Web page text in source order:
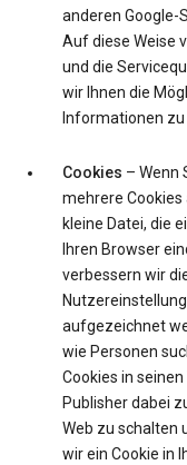
anderen Google-
Auf diese Weise
und die
wir Ihnen die
Informationen zu
Cookies – Wenn
mehrere Cookies
kleine Datei, die
Ihren Browser
verbessern wir
aufgezeichnet
wie Personen
Cookies in
Publisher dabei
Web zu schalten
wir ein Cookie in